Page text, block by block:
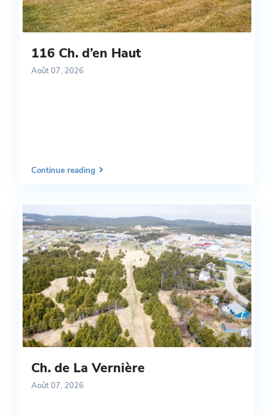
116 Ch. d’en Haut
Août 07, 2026
Continue reading
Ch. de La Vernière
Août 07, 2026